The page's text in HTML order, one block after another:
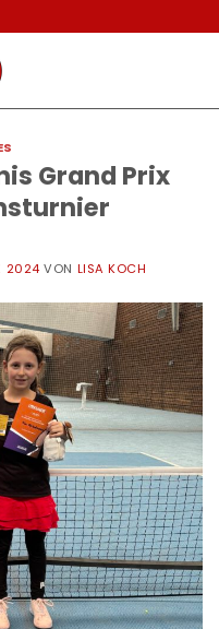
Grand Prix
2024 VON LISA KOCH